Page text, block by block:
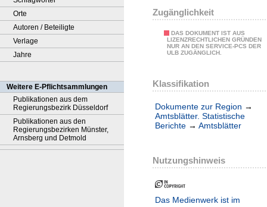
Orte
Autoren / Beteiligte
Verlage
Jahre
Weitere E-Pflichtsammlungen
Publikationen aus dem
Regierungsbezirk Düsseldorf
Publikationen aus den
Regierungsbezirken Münster,
Arnsberg und Detmold
Zugänglichkeit
DAS DOKUMENT IST AUS
LIZENZRECHTLICHEN GRÜNDEN
NUR AN DEN SERVICE-PCS DER
ULB ZUGÄNGLICH.
Klassifikation
Dokumente zur Region →
Amtsblätter. Statistische
Berichte → Amtsblätter
Nutzungshinweis
Das Medienwerk ist im